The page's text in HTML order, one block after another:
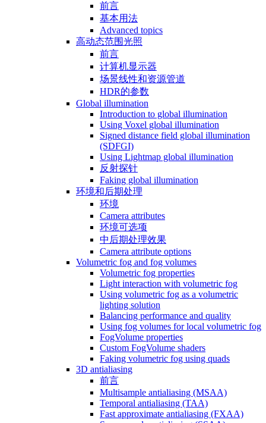
前言
基本用法
Advanced topics
高动态范围光照
前言
计算机显示器
场景线性和资源管道
HDR的参数
Global illumination
Introduction to global illumination
Using Voxel global illumination
Signed distance field global illumination
(SDFGI)
Using Lightmap global illumination
反射探针
Faking global illumination
环境和后期处理
环境
Camera attributes
环境可选项
中后期处理效果
Camera attribute options
Volumetric fog and fog volumes
Volumetric fog properties
Light interaction with volumetric fog
Using volumetric fog as a volumetric
lighting solution
Balancing performance and quality
Using fog volumes for local volumetric fog
FogVolume properties
Custom FogVolume shaders
Faking volumetric fog using quads
3D antialiasing
前言
Multisample antialiasing (MSAA)
Temporal antialiasing (TAA)
Fast approximate antialiasing (FXAA)